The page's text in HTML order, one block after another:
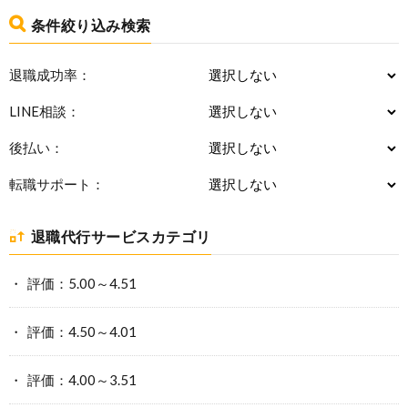
条件絞り込み検索
退職成功率：
LINE相談：
後払い：
転職サポート：
退職代行サービスカテゴリ
評価：5.00～4.51
評価：4.50～4.01
評価：4.00～3.51